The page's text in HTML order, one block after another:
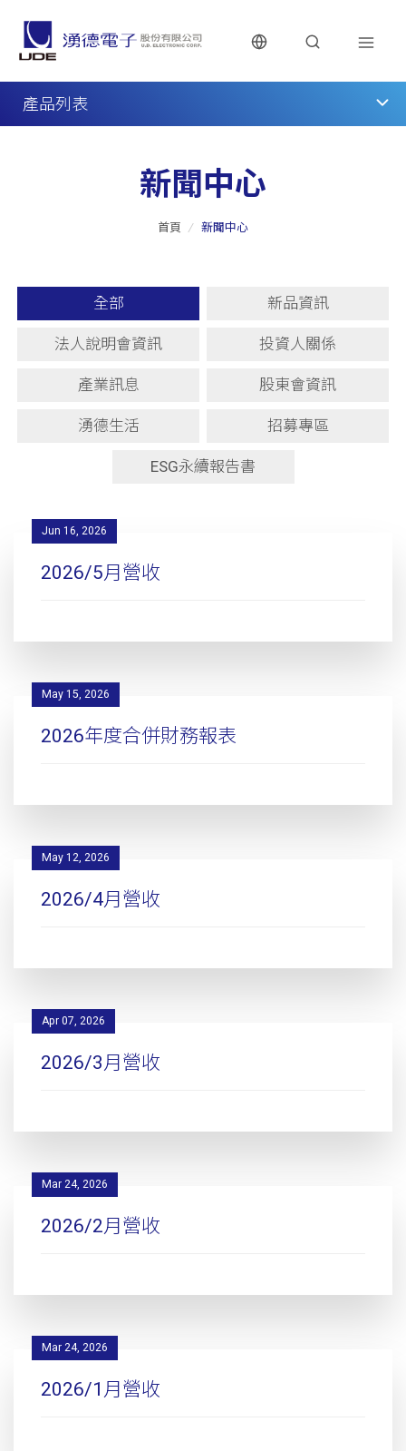
產品列表
新聞中心
首頁 / 新聞中心
全部 新品資訊
法人說明會資訊 投資人關係
產業訊息 股東會資訊
湧德生活 招募專區
ESG永續報告書
Jun 16, 2026
2026/5月營收
May 15, 2026
2026年度合併財務報表
May 12, 2026
2026/4月營收
Apr 07, 2026
2026/3月營收
Mar 24, 2026
2026/2月營收
Mar 24, 2026
2026/1月營收